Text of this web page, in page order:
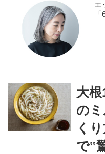
エ
大
の
く
で‟